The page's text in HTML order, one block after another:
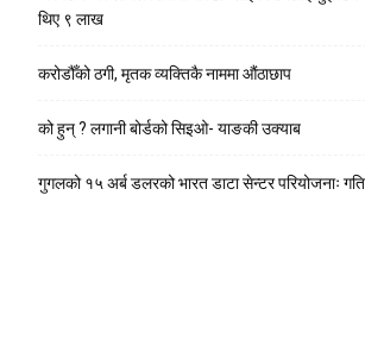
थिए ९ लाख
करोडौँको ठगी, मृतक व्यक्तिकै नाममा औंठाछाप
को हुन् ? लगानी बोर्डको सिइओ- याङकी उक्याब
गुगलको १५ अर्ब डलरको भारत डाटा सेन्टर परियोजनाः